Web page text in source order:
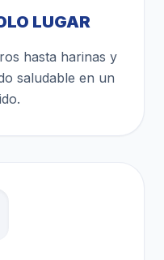
LUGAR
hasta harinas y
saludable en un